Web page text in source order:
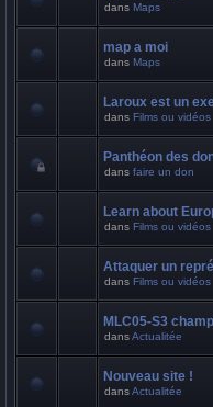
dans Maps
map a moi
dans Maps
Laroux est un
dans Films ou vidéos
Panthéon des
dans faire un don
Learn about
dans Films ou vidéos
Attaquer un
dans Films ou vidéos
MLC05-S3
dansActualitée
Nouveau site !
dansActualitée